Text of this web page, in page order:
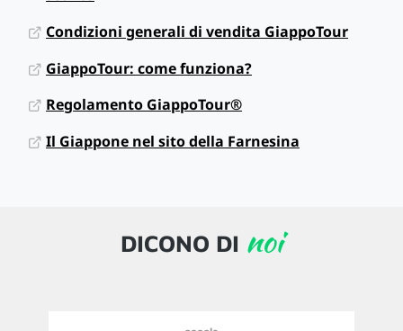
Condizioni generali di vendita GiappoTour
GiappoTour: come funziona?
Regolamento GiappoTour®
Il Giappone nel sito della Farnesina
DICONO DI noi